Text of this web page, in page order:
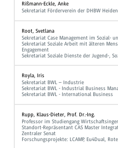
Rißmann-Eckle, Anke
Sekretariat Förderverein der DHBW
Root, Svetlana
Sekretariat Case Management im Sozial-
Sekretariat Soziale Arbeit mit älteren
Engagement
Sekretariat Soziale Dienste der Jugend-,
Royla, Iris
Sekretariat BWL – Industrie
Sekretariat BWL - Industrial Business
Sekretariat BWL - International Business
Rupp, Klaus-Dieter, Prof. Dr.-Ing.
Professor im Studiengang
Standort-Repräsentant CAS Master
Zentraler Senat
Forschungsprojekte: LCAMP, Eu4Dual,